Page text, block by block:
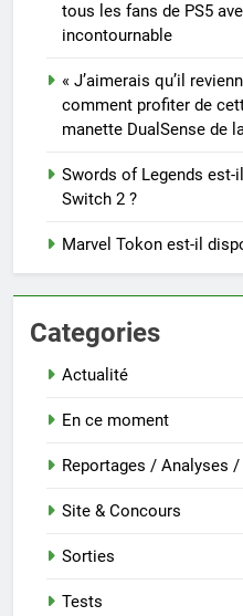
tous les fans de PS5
incontournable
« J’aimerais qu’il
comment profiter de
manette DualSense de
Swords of Legends
Switch 2 ?
Marvel Tokon est-il
Categories
Actualité
En ce moment
Reportages / Analyses
Site & Concours
Sorties
Tests